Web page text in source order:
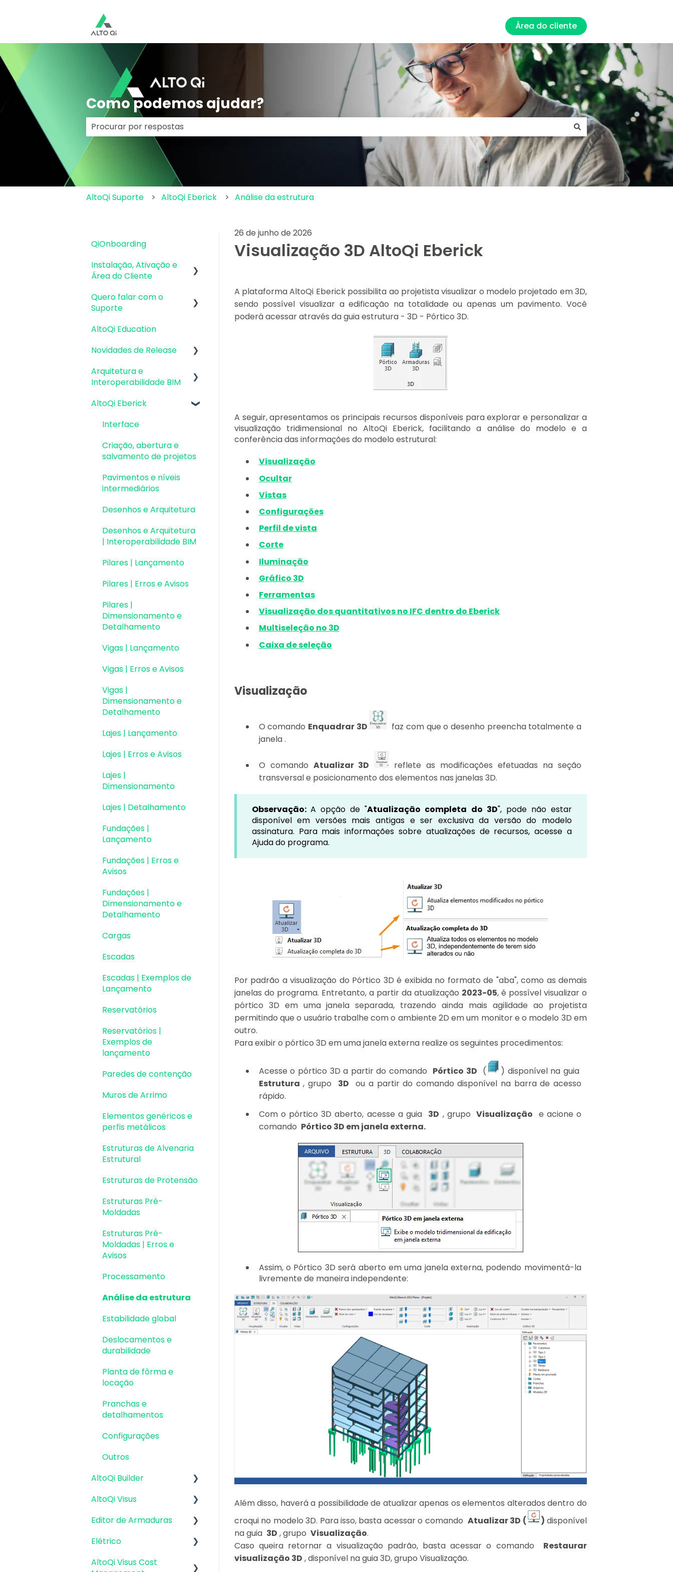
Área do cliente
Como podemos ajudar?
Não há sugestões porque o campo de pesquisa está em branco.
AltoQi Suporte AltoQi Eberick Análise da estrutura
26 de junho de 2026
Visualização 3D AltoQi Eberick
A plataforma AltoQi Eberick possibilita ao projetista visualizar o modelo projetado em 3D,
sendo possível visualizar a edificação na totalidade ou apenas um pavimento. Você
poderá acessar através da guia estrutura - 3D - Pórtico 3D.
A seguir, apresentamos os principais recursos disponíveis para explorar e personalizar a
visualização tridimensional no AltoQi Eberick, facilitando a análise do modelo e a
conferência das informações do modelo estrutural:
Visualização
Ocultar
Vistas
Configurações
Perfil de vista
Corte
Iluminação
Gráfico 3D
Ferramentas
Visualização dos quantitativos no IFC dentro do Eberick
Multiseleção no 3D
Caixa de seleção
Visualização
O comando Enquadrar 3D
faz com que o desenho preencha totalmente a
janela .
O comando Atualizar 3D
reflete as modificações efetuadas na seção
transversal e posicionamento dos elementos nas janelas 3D.
Observação: A opção de "Atualização completa do 3D", pode não estar
disponível em versões mais antigas e ser exclusiva da versão do modelo
assinatura. Para mais informações sobre atualizações de recursos, acesse a
Ajuda do programa.
Por padrão a visualização do Pórtico 3D é exibida no formato de "aba", como as demais
janelas do programa. Entretanto, a partir da atualização 2023-05, é possível visualizar o
pórtico 3D em uma janela separada, trazendo ainda mais agilidade ao projetista
permitindo que o usuário trabalhe com o ambiente 2D em um monitor e o modelo 3D em
outro.
Para exibir o pórtico 3D em uma janela externa realize os seguintes procedimentos:
Acesse o pórtico 3D a partir do comando Pórtico 3D (
) disponível na guia
Estrutura , grupo 3D
ou a partir do comando disponível na barra de acesso
rápido.
Com o pórtico 3D aberto, acesse a guia 3D , grupo Visualização e acione o
comando Pórtico 3D em janela externa.
Assim, o Pórtico 3D será aberto em uma janela externa, podendo movimentá-la
livremente de maneira independente:
Além disso, haverá a possibilidade de atualizar apenas os elementos alterados dentro do
croqui no modelo 3D. Para isso, basta acessar o comando Atualizar 3D ( ) disponível
na guia 3D , grupo Visualização.
Caso queira retornar a visualização padrão, basta acessar o comando
Restaurar
visualização 3D , disponível na guia 3D, grupo Visualização.
QiOnboarding
Instalação, Ativação e
Área do Cliente
Requisitos de Sistema
Operacional e
Antivírus
Recursos Gráficos e
Placa de Vídeo
Instalação & Acesso por
demonstrativas
Chave de Ativação EID |
Em migração
Versões anteriores
Outros
Quero falar com o
Suporte
Atendimento de
(bugs), melhorias e
sugestões
Envio de anexos
AltoQi Education
Novidades de Release
Atualizações AltoQi
Eberick
Atualizações AltoQi
Visus
Visus Cost Management
Visus Collab
Atualizações AltoQi
Visus WorkFlow
Arquitetura e
Interoperabilidade BIM
Preparação da
Colaboração BIM
Exportação e
Importação de Modelos
Visualização em
(RA)
AltoQi Eberick
Interface
Criação, abertura e
salvamento de projetos
Pavimentos e níveis
intermediários
Desenhos e Arquitetura
Desenhos e Arquitetura
| Interoperabilidade BIM
Pilares | Lançamento
Pilares | Erros e Avisos
Pilares |
Dimensionamento e
Detalhamento
Vigas | Lançamento
Vigas | Erros e Avisos
Vigas |
Dimensionamento e
Detalhamento
Lajes | Lançamento
Lajes | Erros e Avisos
Lajes |
Dimensionamento
Lajes | Detalhamento
Fundações |
Lançamento
Fundações | Erros e
Avisos
Fundações |
Dimensionamento e
Detalhamento
Cargas
Escadas
Escadas | Exemplos de
Lançamento
Reservatórios
Reservatórios |
Exemplos de
lançamento
Paredes de contenção
Muros de Arrimo
Elementos genéricos e
perfis metálicos
Estruturas de Alvenaria
Estrutural
Estruturas de Protensão
Estruturas Pré-
Moldadas
Estruturas Pré-
Moldadas | Erros e
Avisos
Processamento
Análise da estrutura
Estabilidade global
Deslocamentos e
durabilidade
Planta de fôrma e
locação
Pranchas e
detalhamentos
Configurações
Outros
AltoQi Builder
Interface
Criação, abertura e
Base | Base 2D
AltoQi Visus
Plataforma AltoQi Visus
Cost Management
Planning
Editor de Armaduras
Pranchas e
Elétrico
Módulo Fotovoltaico
AltoQi Visus Cost